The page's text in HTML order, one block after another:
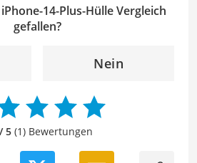
und stilistische Korrektheit zu
ist es dabei, die Qualität und den
zu bieten. Durch meine
unserer Redaktion optimal
ihre volle Wirkung entfalten.
14-Plus-Hülle Vergleich
gefallen?
Nein
5(1) Bewertungen